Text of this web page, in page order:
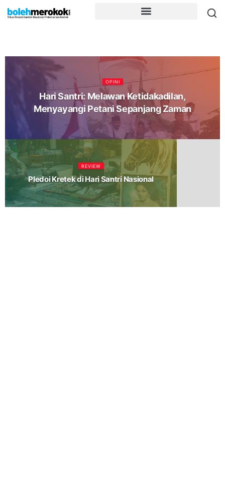
OPINI
Hari Santri: Melawan Ketidakadilan,
Menyayangi Petani Sepanjang Zaman
REVIEW
Pledoi Kretek di Hari Santri Nasional